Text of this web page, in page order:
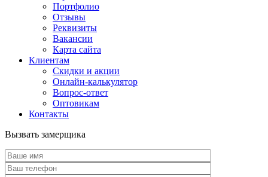
Портфолио
Отзывы
Реквизиты
Вакансии
Карта сайта
Клиентам
Скидки и акции
Онлайн-калькулятор
Вопрос-ответ
Оптовикам
Контакты
Вызвать замерщика